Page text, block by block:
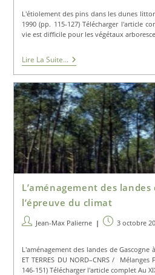
la
publication :
L'étiolement des pins dans les dunes
1990 (pp. 115-127) Télécharger l'article
vie est difficile pour les végétaux
Lire La Suite...L’étiolement
Des
Pins
Dans
Les
Dunes
Littorales
L’aménagement des landes
l’épreuve du climat
Auteur/autrice
la
publication :
Jean-Max Palierne
Publication
3 octobre
L'aménagement des landes de Gascogne
ET TERRES DU NORD–CNRS /
146-151) Télécharger l'article complet Au